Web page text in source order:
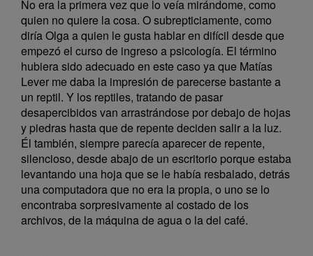
No era la primera vez que lo veía mirándome, como
quien no quiere la cosa. O subrepticiamente, como
diría Olga a quien le gusta hablar en difícil desde que
empezó el curso de ingreso a psicología. El término
hubiera sido adecuado en este caso ya que Matías
Lever me daba la impresión de parecerse bastante a
un reptil. Y los reptiles, tratando de pasar
desapercibidos van arrastrándose por debajo de hojas
y piedras hasta que de repente deciden salir a la luz.
Él también, siempre parecía aparecer de repente,
silencioso, desde abajo de un escritorio porque estaba
levantando una hoja que se le había resbalado, detrás
una computadora que no era la propia, o uno se lo
encontraba sorpresivamente al costado de los
archivos, de la máquina de agua o la del café.